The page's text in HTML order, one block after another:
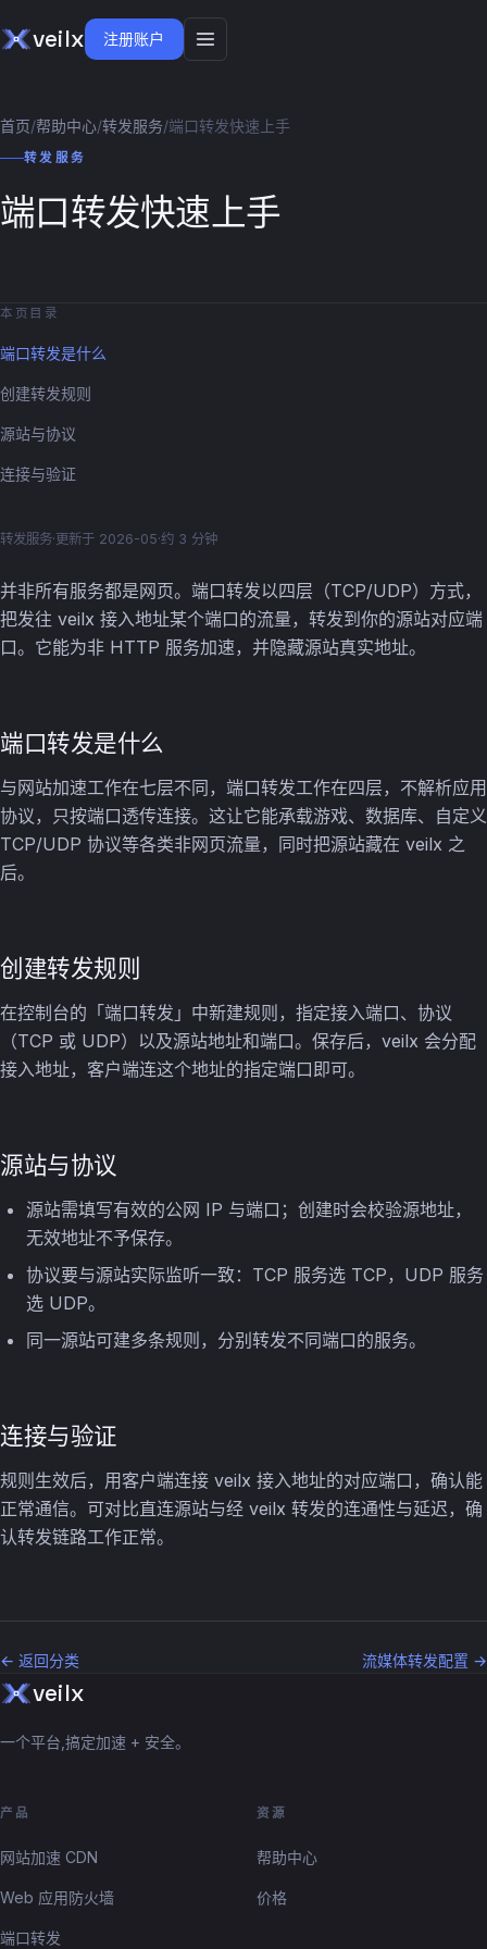
veilx 注册账户
首页/帮助中心/转发服务/端口转发快速上手
转发服务
端口转发快速上手
本页目录
端口转发是什么
创建转发规则
源站与协议
连接与验证
转发服务·更新于 2026-05·约 3 分钟
并非所有服务都是网页。端口转发以四层（TCP/UDP）方式，
把发往 veilx 接入地址某个端口的流量，转发到你的源站对应端
口。它能为非 HTTP 服务加速，并隐藏源站真实地址。
端口转发是什么
与网站加速工作在七层不同，端口转发工作在四层，不解析应用
协议，只按端口透传连接。这让它能承载游戏、数据库、自定义
TCP/UDP 协议等各类非网页流量，同时把源站藏在 veilx 之
后。
创建转发规则
在控制台的「端口转发」中新建规则，指定接入端口、协议
（TCP 或 UDP）以及源站地址和端口。保存后，veilx 会分配
接入地址，客户端连这个地址的指定端口即可。
源站与协议
源站需填写有效的公网 IP 与端口；创建时会校验源地址，
无效地址不予保存。
协议要与源站实际监听一致：TCP 服务选 TCP，UDP 服务
选 UDP。
同一源站可建多条规则，分别转发不同端口的服务。
连接与验证
规则生效后，用客户端连接 veilx 接入地址的对应端口，确认能
正常通信。可对比直连源站与经 veilx 转发的连通性与延迟，确
认转发链路工作正常。
← 返回分类 流媒体转发配置 →
veilx
一个平台,搞定加速 + 安全。
产品
网站加速 CDN
Web 应用防火墙
端口转发
资源
帮助中心
价格